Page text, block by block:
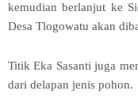
kemudian berlanjut ke
Desa Tlogowatu akan
Titik Eka Sasanti juga
dari delapan jenis pohon.